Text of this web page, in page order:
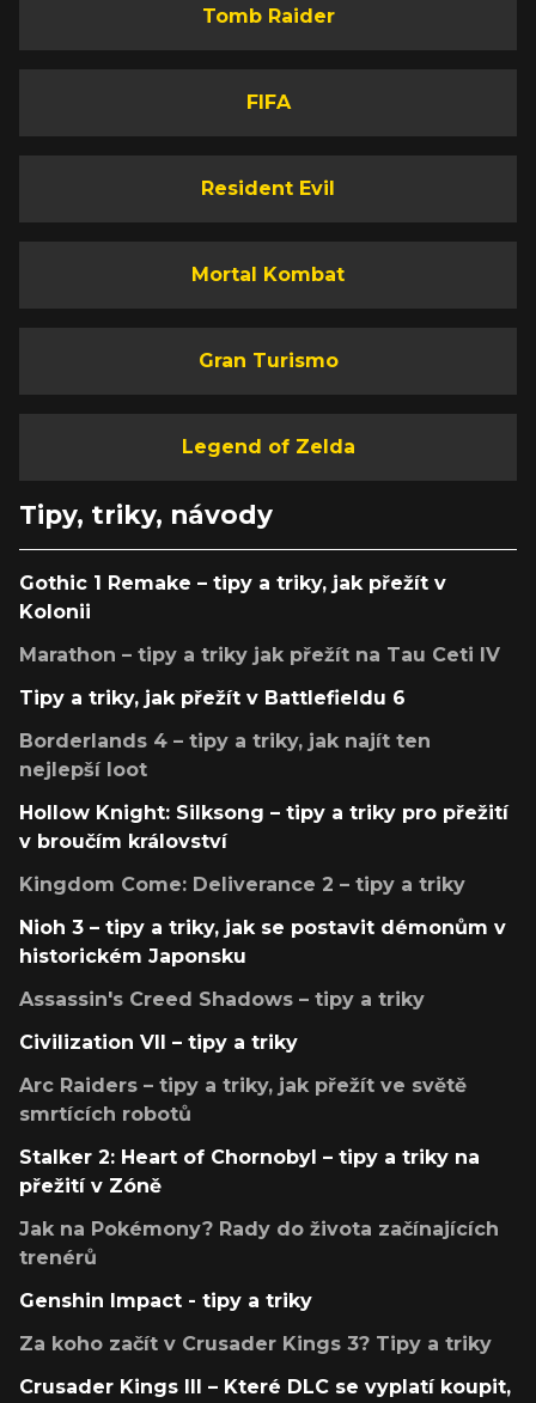
Tomb Raider
FIFA
Resident Evil
Mortal Kombat
Gran Turismo
Legend of Zelda
Tipy, triky, návody
Gothic 1 Remake – tipy a triky, jak přežít v
Kolonii
Marathon – tipy a triky jak přežít na Tau Ceti IV
Tipy a triky, jak přežít v Battlefieldu 6
Borderlands 4 – tipy a triky, jak najít ten
nejlepší loot
Hollow Knight: Silksong – tipy a triky pro přežití
v broučím království
Kingdom Come: Deliverance 2 – tipy a triky
Nioh 3 – tipy a triky, jak se postavit démonům v
historickém Japonsku
Assassin's Creed Shadows – tipy a triky
Civilization VII – tipy a triky
Arc Raiders – tipy a triky, jak přežít ve světě
smrtících robotů
Stalker 2: Heart of Chornobyl – tipy a triky na
přežití v Zóně
Jak na Pokémony? Rady do života začínajících
trenérů
Genshin Impact - tipy a triky
Za koho začít v Crusader Kings 3? Tipy a triky
Crusader Kings III – Které DLC se vyplatí koupit,